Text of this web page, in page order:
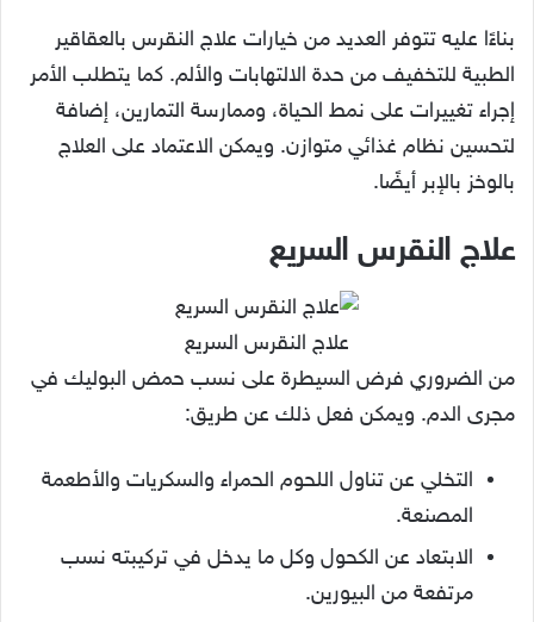
بناءًا عليه تتوفر العديد من خيارات علاج النقرس بالعقاقير
الطبية للتخفيف من حدة الالتهابات والألم. كما يتطلب الأمر
إجراء تغييرات على نمط الحياة، وممارسة التمارين، إضافة
لتحسين نظام غذائي متوازن. ويمكن الاعتماد على العلاج
بالوخز بالإبر أيضًا.
علاج النقرس السريع
علاج النقرس السريع
من الضروري فرض السيطرة على نسب حمض البوليك في
مجرى الدم. ويمكن فعل ذلك عن طريق:
التخلي عن تناول اللحوم الحمراء والسكريات والأطعمة
المصنعة.
الابتعاد عن الكحول وكل ما يدخل في تركيبته نسب
مرتفعة من البيورين.